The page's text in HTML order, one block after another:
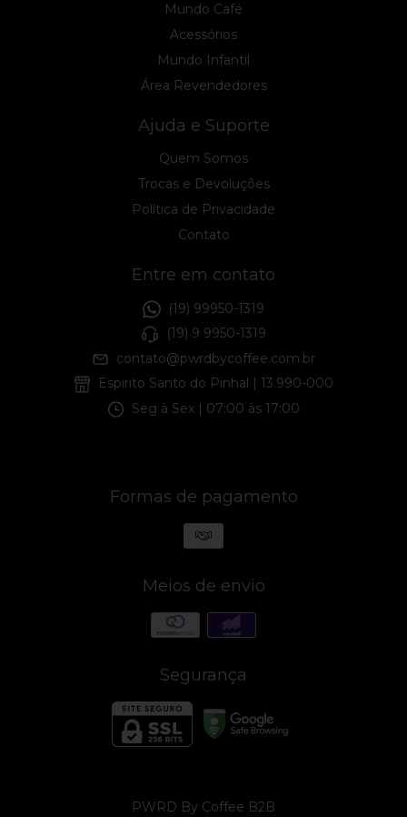
Mundo Café
Acessórios
Mundo Infantil
Área Revendedores
Ajuda e Suporte
Quem Somos
Trocas e Devoluções
Política de Privacidade
Contato
Entre em contato
(19) 99950-1319
(19) 9 9950-1319
contato@pwrdbycoffee.com.br
Espirito Santo do Pinhal | 13.990-000
Seg à Sex | 07:00 às 17:00
Formas de pagamento
Meios de envio
Segurança
PWRD By Coffee B2B